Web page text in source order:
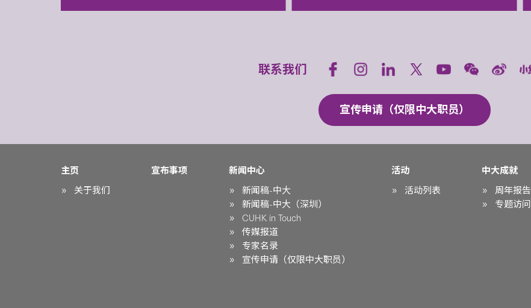
联系我们
宣传申请（仅限中大职员）
主页
关于我们
宣布事项
新闻中心
新闻稿-中大
新闻稿-中大（深圳）
CUHK in Touch
传媒报道
专家名录
宣传申请（仅限中大职员）
活动
活动列表
中大成就
周年报告
专题访问